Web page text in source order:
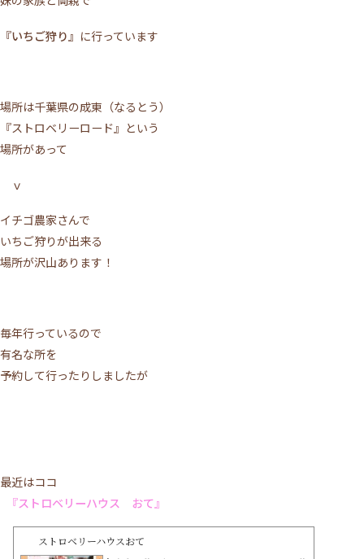
『いちご狩り』 に行っています
場所は千葉県の成東（なるとう）
『ストロベリーロード』という
場所があって
ｖ
イチゴ農家さんで
いちご狩りが出来る
場所が沢山あります！
毎年行っているので
有名な所を
予約して行ったりしましたが
最近はココ
『ストロベリーハウス おて』
ストロベリーハウスおて